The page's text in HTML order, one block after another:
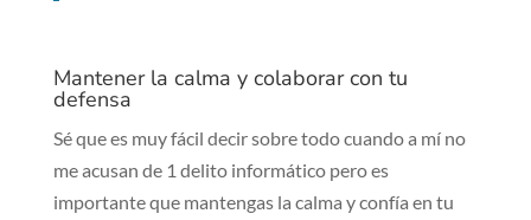
Mantener la calma y colaborar con tu
defensa
Sé que es muy fácil decir sobre todo cuando a mí no
me acusan de 1 delito informático pero es
importante que mantengas la calma y confía en tu